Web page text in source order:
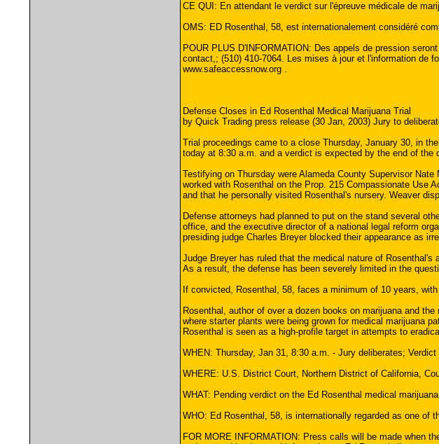
CE QUI: En attendant le verdict sur l'épreuve médicale de
OMS: ED Rosenthal, 58, est internationalement considéré
POUR PLUS D'INFORMATION: Des appels de pression
contact,; (510) 410-7064. Les mises à jour et l'information de
www.safeaccessnow.org .
Defense Closes in Ed Rosenthal Medical Marijuana Trial
by Quick Trading press release (30 Jan, 2003) Jury to
Trial proceedings came to a close Thursday, January 30, in
today at 8:30 a.m. and a verdict is expected by the end of the
Testifying on Thursday were Alameda County Supervisor
worked with Rosenthal on the Prop. 215 Compassionate Use
and that he personally visited Rosenthal's nursery. Weaver
Defense attorneys had planned to put on the stand several
office, and the executive director of a national legal reform
presiding judge Charles Breyer blocked their appearance as
Judge Breyer has ruled that the medical nature of
As a result, the defense has been severely limited in the
If convicted, Rosenthal, 58, faces a minimum of 10 years,
Rosenthal, author of over a dozen books on marijuana and
where starter plants were being grown for medical marijuana
Rosenthal is seen as a high-profile target in attempts to
WHEN: Thursday, Jan 31, 8:30 a.m. - Jury deliberates;
WHERE: U.S. District Court, Northern District of California,
WHAT: Pending verdict on the Ed Rosenthal medical
WHO: Ed Rosenthal, 58, is internationally regarded as one of
FOR MORE INFORMATION: Press calls will be made when